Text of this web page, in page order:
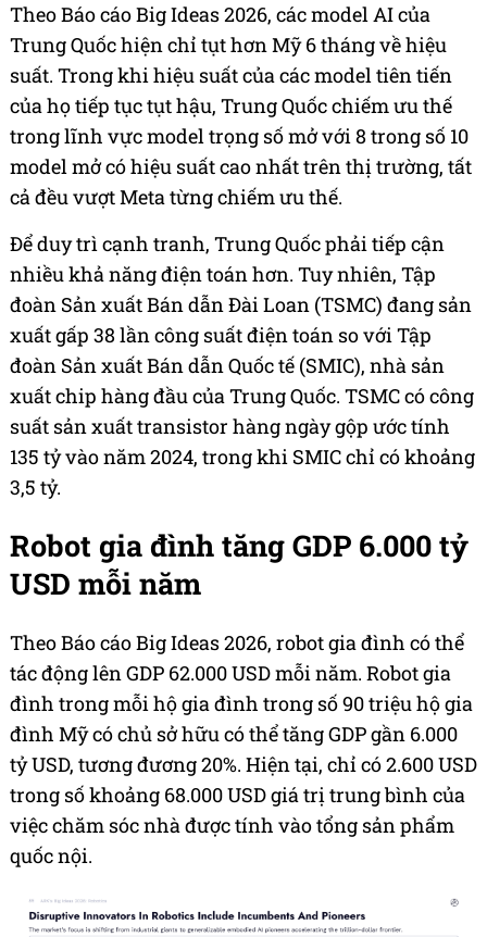
Theo Báo cáo Big Ideas 2026, các model AI của
Trung Quốc hiện chỉ tụt hơn Mỹ 6 tháng về hiệu
suất. Trong khi hiệu suất của các model tiên tiến
của họ tiếp tục tụt hậu, Trung Quốc chiếm ưu thế
trong lĩnh vực model trọng số mở với 8 trong số 10
model mở có hiệu suất cao nhất trên thị trường, tất
cả đều vượt Meta từng chiếm ưu thế.
Để duy trì cạnh tranh, Trung Quốc phải tiếp cận
nhiều khả năng điện toán hơn. Tuy nhiên, Tập
đoàn Sản xuất Bán dẫn Đài Loan (TSMC) đang sản
xuất gấp 38 lần công suất điện toán so với Tập
đoàn Sản xuất Bán dẫn Quốc tế (SMIC), nhà sản
xuất chip hàng đầu của Trung Quốc. TSMC có công
suất sản xuất transistor hàng ngày gộp ước tính
135 tỷ vào năm 2024, trong khi SMIC chỉ có khoảng
3,5 tỷ.
Robot gia đình tăng GDP 6.000 tỷ
USD mỗi năm
Theo Báo cáo Big Ideas 2026, robot gia đình có thể
tác động lên GDP 62.000 USD mỗi năm. Robot gia
đình trong mỗi hộ gia đình trong số 90 triệu hộ gia
đình Mỹ có chủ sở hữu có thể tăng GDP gần 6.000
tỷ USD, tương đương 20%. Hiện tại, chỉ có 2.600 USD
trong số khoảng 68.000 USD giá trị trung bình của
việc chăm sóc nhà được tính vào tổng sản phẩm
quốc nội.